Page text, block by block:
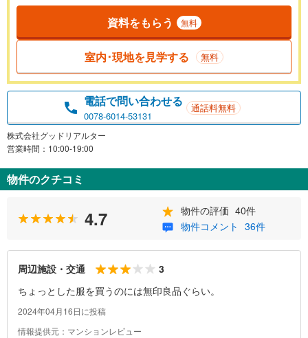
資料をもらう 無料
室内･現地を見学する 無料
電話で問い合わせる
0078-6014-53131
通話料無料
株式会社グッドリアルター
営業時間：10:00-19:00
物件のクチコミ
4.7 物件の評価 40件
物件コメント 36件
周辺施設・交通
3
ちょっとした服を買うのには無印良品ぐらい。
2024年04月16日に投稿
情報提供元：マンションレビュー